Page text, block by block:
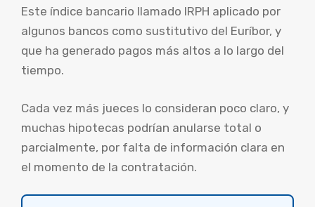
Este índice bancario llamado IRPH aplicado por
algunos bancos como sustitutivo del Euríbor, y
que ha generado pagos más altos a lo largo del
tiempo.
Cada vez más jueces lo consideran poco claro, y
muchas hipotecas podrían anularse total o
parcialmente, por falta de información clara en
el momento de la contratación.